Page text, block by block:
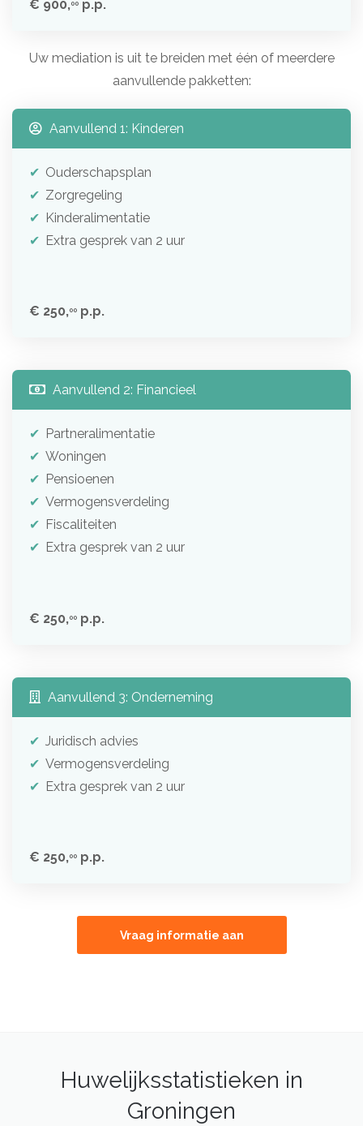
€ 900,00 p.p.
Uw mediation is uit te breiden met één of meerdere
aanvullende pakketten:
Aanvullend 1: Kinderen
Ouderschapsplan
Zorgregeling
Kinderalimentatie
Extra gesprek van 2 uur
€ 250,00 p.p.
Aanvullend 2: Financieel
Partneralimentatie
Woningen
Pensioenen
Vermogensverdeling
Fiscaliteiten
Extra gesprek van 2 uur
€ 250,00 p.p.
Aanvullend 3: Onderneming
Juridisch advies
Vermogensverdeling
Extra gesprek van 2 uur
€ 250,00 p.p.
Vraag informatie aan
Huwelijksstatistieken in
Groningen